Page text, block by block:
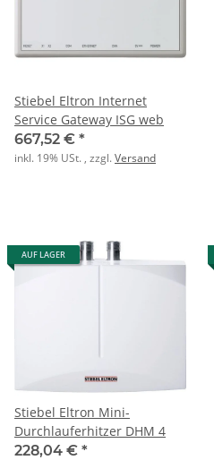
Stiebel Eltron Internet
Service Gateway ISG web
667,52 € *
inkl. 19% USt. , zzgl.Versand
AUF LAGER
Stiebel Eltron Mini-
Durchlauferhitzer DHM 4
228,04 € *